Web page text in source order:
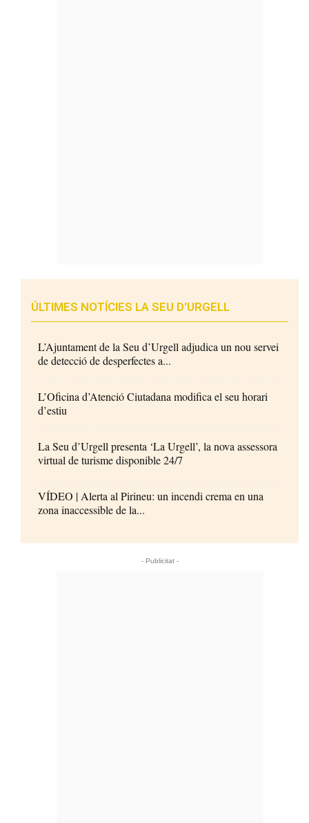
ÚLTIMES NOTÍCIES LA SEU D'URGELL
L’Ajuntament de la Seu d’Urgell adjudica un nou servei
de detecció de desperfectes a...
L’Oficina d’Atenció Ciutadana modifica el seu horari
d’estiu
La Seu d’Urgell presenta ‘La Urgell’, la nova assessora
virtual de turisme disponible 24/7
VÍDEO | Alerta al Pirineu: un incendi crema en una
zona inaccessible de la...
- Publicitat -